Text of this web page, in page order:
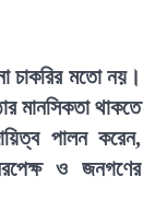
চাকরির মতো নয়।
মানসিকতা থাকতে
পালন করেন,
ও জনগণের